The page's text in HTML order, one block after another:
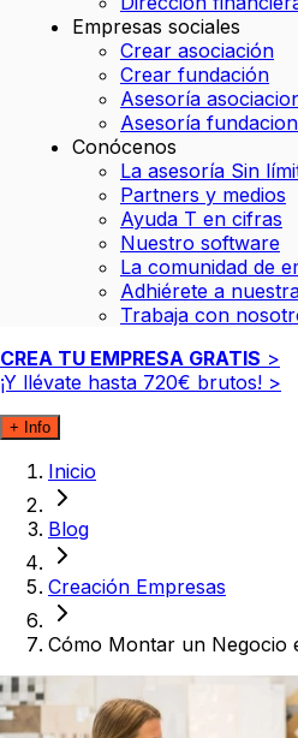
Empresas sociales
Crear asociación
Crear fundación
Asesoría
Asesoría
Conócenos
La asesoría Sin
Partners y medios
Ayuda T en cifras
Nuestro software
La comunidad de
Adhiérete a
Trabaja con
CREA TU EMPRESA GRATIS >
¡Y llévate hasta 720€ brutos! >
+ Info
Inicio
Blog
Creación Empresas
Cómo Montar un Negocio